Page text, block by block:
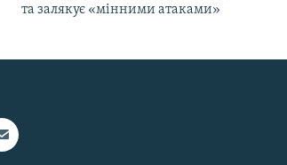
та залякує «мінними атаками»